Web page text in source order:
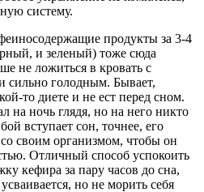
систему.
продукты за 3-4
и зеленый) тоже сюда
не ложиться в кровать с
сильно голодным. Бывает,
то диете и не ест перед сном.
на ночь глядя, но на него никто
вступает сон, точнее, его
своим организмом, чтобы он
Отличный способ успокоить
кефира за пару часов до сна,
но не морить себя